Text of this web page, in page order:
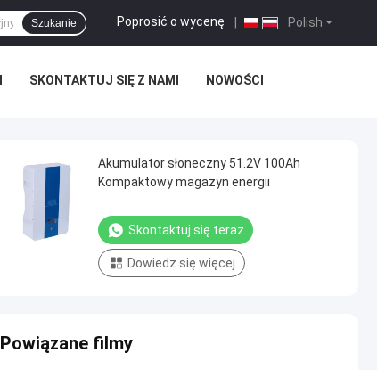
Polish
Poprosić o wycenę
Szukanie
SKONTAKTUJ SIĘ Z NAMI NOWOŚCI
Akumulator słoneczny 51.2V 100Ah
Kompaktowy magazyn energii
Skontaktuj się teraz
Dowiedz się więcej
Powiązane filmy